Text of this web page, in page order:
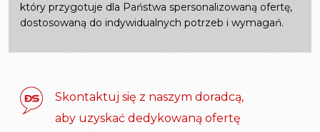
który przygotuje dla Państwa spersonalizowaną ofertę,
dostosowaną do indywidualnych potrzeb i wymagań.
Skontaktuj się z naszym doradcą,
aby uzyskać dedykowaną ofertę